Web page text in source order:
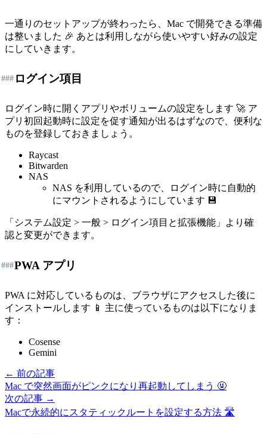
一通りのセットアップが終わったら、Mac で開発できる準備
は整いました 🎉 あとは利用しながら使いやすい好みの設定
にしていきます。
ログイン項目
###
ログイン時に開くアプリやボリュームの設定をします 🚀 ア
プリ初回起動時に設定を促す通知が出るはずなので、便利な
ものを登録しておきましょう。
Raycast
Bitwarden
NAS
NAS を利用しているので、ログイン時に自動的
にマウントされるようにしています 💾
「システム設定 > 一般 > ログイン項目と拡張機能」より確
認と変更ができます。
PWA アプリ
###
PWA に対応しているものは、ブラウザにアクセスした後に
インストールします 📱 主に使っているものは以下になりま
す：
Cosense
Gemini
← 前の記事
Mac で突然画面がピンクになり再起動してしまう 🤬
次の記事 →
Macで永続的にスタティックルートを設定する方法 🛣️